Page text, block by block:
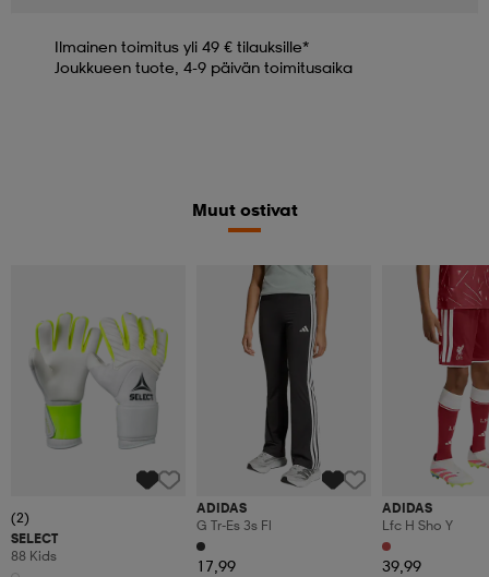
Ilmainen toimitus yli 49 € tilauksille*
Joukkueen tuote, 4-9 päivän toimitusaika
Muut ostivat
(2)
SELECT
88 Kids
ADIDAS
G Tr-Es 3s Fl
17,99
ADIDAS
Lfc H Sho Y
39,99